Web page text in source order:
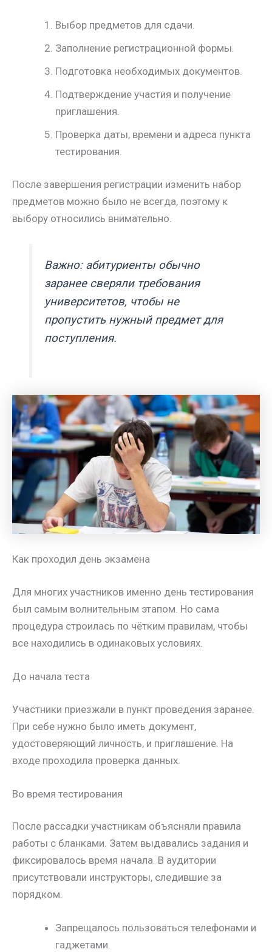
Выбор предметов для сдачи.
Заполнение регистрационной формы.
Подготовка необходимых документов.
Подтверждение участия и получение
приглашения.
Проверка даты, времени и адреса пункта
тестирования.
После завершения регистрации изменить набор
предметов можно было не всегда, поэтому к
выбору относились внимательно.
Важно: абитуриенты обычно
заранее сверяли требования
университетов, чтобы не
пропустить нужный предмет для
поступления.
Как проходил день экзамена
Для многих участников именно день тестирования
был самым волнительным этапом. Но сама
процедура строилась по чётким правилам, чтобы
все находились в одинаковых условиях.
До начала теста
Участники приезжали в пункт проведения заранее.
При себе нужно было иметь документ,
удостоверяющий личность, и приглашение. На
входе проходила проверка данных.
Во время тестирования
После рассадки участникам объясняли правила
работы с бланками. Затем выдавались задания и
фиксировалось время начала. В аудитории
присутствовали инструкторы, следившие за
порядком.
Запрещалось пользоваться телефонами и
гаджетами.